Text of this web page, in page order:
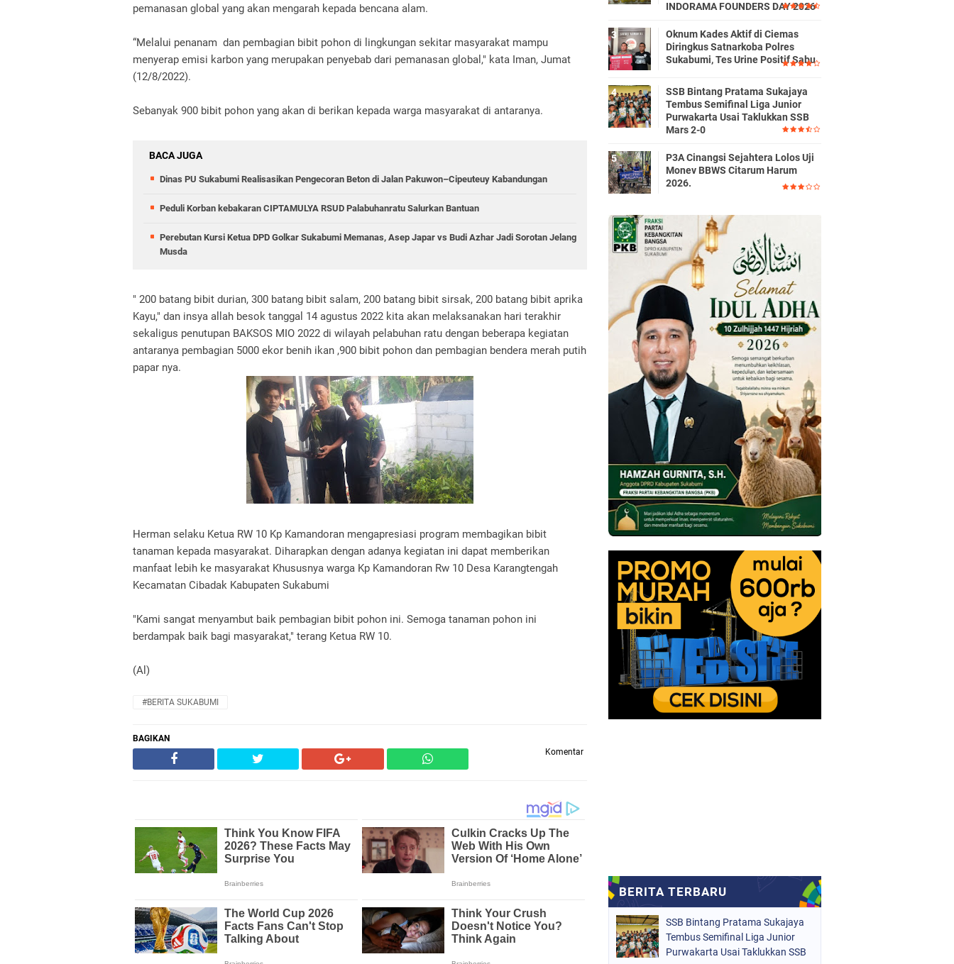
pemanasan global yang akan mengarah kepada bencana alam.
“Melalui penanam dan pembagian bibit pohon di lingkungan sekitar masyarakat mampu
menyerap emisi karbon yang merupakan penyebab dari pemanasan global," kata Iman, Jumat
(12/8/2022).
Sebanyak 900 bibit pohon yang akan di berikan kepada warga masyarakat di antaranya.
BACA JUGA
Dinas PU Sukabumi Realisasikan Pengecoran Beton di Jalan Pakuwon–Cipeuteuy Kabandungan
Peduli Korban kebakaran CIPTAMULYA RSUD Palabuhanratu Salurkan Bantuan
Perebutan Kursi Ketua DPD Golkar Sukabumi Memanas, Asep Japar vs Budi Azhar Jadi Sorotan Jelang
Musda
" 200 batang bibit durian, 300 batang bibit salam, 200 batang bibit sirsak, 200 batang bibit aprika
Kayu," dan insya allah besok tanggal 14 agustus 2022 kita akan melaksanakan hari terakhir
sekaligus penutupan BAKSOS MIO 2022 di wilayah pelabuhan ratu dengan beberapa kegiatan
antaranya pembagian 5000 ekor benih ikan ,900 bibit pohon dan pembagian bendera merah putih
papar nya.
Herman selaku Ketua RW 10 Kp Kamandoran mengapresiasi program membagikan bibit
tanaman kepada masyarakat. Diharapkan dengan adanya kegiatan ini dapat memberikan
manfaat lebih ke masyarakat Khususnya warga Kp Kamandoran Rw 10 Desa Karangtengah
Kecamatan Cibadak Kabupaten Sukabumi
"Kami sangat menyambut baik pembagian bibit pohon ini. Semoga tanaman pohon ini
berdampak baik bagi masyarakat," terang Ketua RW 10.
(Al)
#BERITA SUKABUMI
BAGIKAN
Komentar
INDORAMA FOUNDERS DAY 2026
Oknum Kades Aktif di Ciemas
Diringkus Satnarkoba Polres
Sukabumi, Tes Urine Positif Sabu
SSB Bintang Pratama Sukajaya
Tembus Semifinal Liga Junior
Purwakarta Usai Taklukkan SSB
Mars 2-0
P3A Cinangsi Sejahtera Lolos Uji
Monev BBWS Citarum Harum
2026.
SSB Bintang Pratama Sukajaya
Tembus Semifinal Liga Junior
Purwakarta Usai Taklukkan SSB